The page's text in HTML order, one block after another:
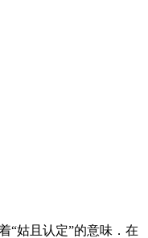
“姑且认定”的意味．在